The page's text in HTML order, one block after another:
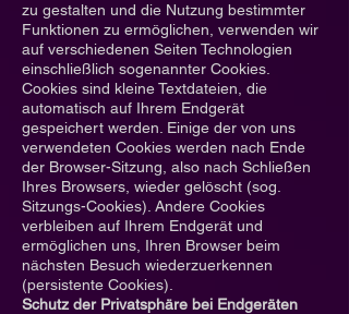
zu gestalten und die Nutzung bestimmter
Funktionen zu ermöglichen, verwenden wir
auf verschiedenen Seiten Technologien
einschließlich sogenannter Cookies.
Cookies sind kleine Textdateien, die
automatisch auf Ihrem Endgerät
gespeichert werden. Einige der von uns
verwendeten Cookies werden nach Ende
der Browser-Sitzung, also nach Schließen
Ihres Browsers, wieder gelöscht (sog.
Sitzungs-Cookies). Andere Cookies
verbleiben auf Ihrem Endgerät und
ermöglichen uns, Ihren Browser beim
nächsten Besuch wiederzuerkennen
(persistente Cookies).
Schutz der Privatsphäre bei Endgeräten